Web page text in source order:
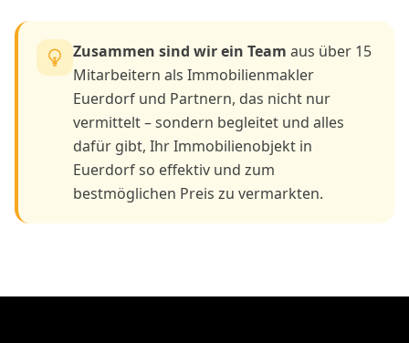
Zusammen sind wir ein Team aus über 15
Mitarbeitern als Immobilienmakler
Euerdorf und Partnern, das nicht nur
vermittelt – sondern begleitet und alles
dafür gibt, Ihr Immobilienobjekt in
Euerdorf so effektiv und zum
bestmöglichen Preis zu vermarkten.